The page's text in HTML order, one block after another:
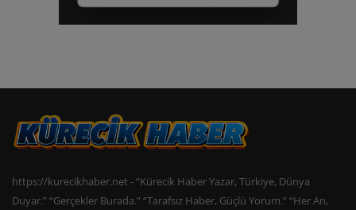
https://kurecikhaber.net - “Kürecik Haber Yazar, Türkiye, Dünya
Duyar.” “Gerçekler Burada.” “Tarafsız Haber, Güçlü Yorum.” “Her An,